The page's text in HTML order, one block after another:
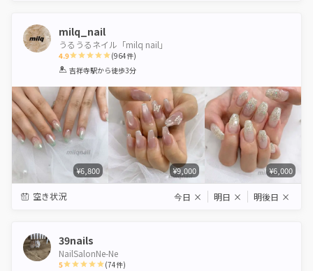
milq_nail
うるうるネイル「milq nail」
4.9
1 2 3 4 5
(964件)
吉祥寺駅から徒歩3分
¥6,800 ¥9,000 ¥6,000
空き状況 今日 × 明日 × 明後日 ×
39nails
NailSalonNe-Ne
5 (74件)